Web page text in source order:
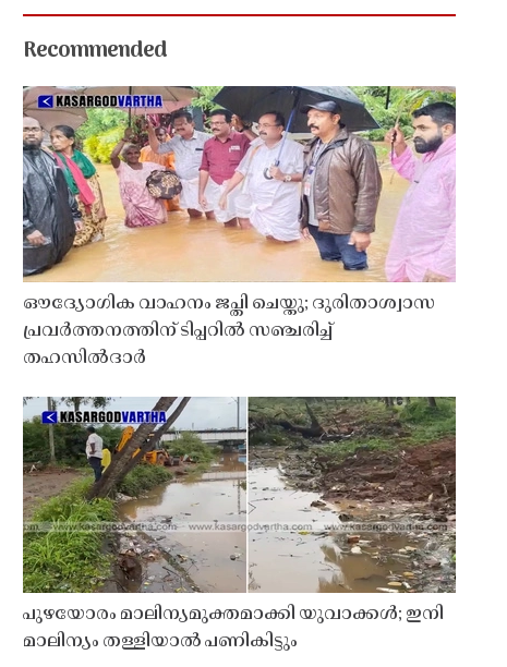
Recommended
ഔദ്യോഗിക വാഹനം ജപ്തി ചെയ്തു; ദുരിതാശ്വാസ
പ്രവർത്തനത്തിന് ടിപ്പറിൽ സഞ്ചരിച്ച്
തഹസിൽദാർ
പുഴയോരം മാലിന്യമുക്തമാക്കി യുവാക്കൾ; ഇനി
മാലിന്യം തള്ളിയാൽ പണികിട്ടും